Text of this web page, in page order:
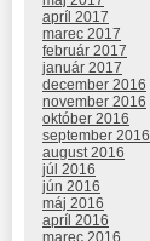
apríl 2017
marec 2017
február 2017
január 2017
december 2016
november 2016
október 2016
september 2016
august 2016
júl 2016
jún 2016
máj 2016
apríl 2016
marec 2016